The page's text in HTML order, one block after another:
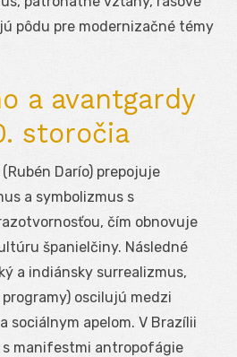
pôdu pre modernizačné témy
a avantgardy
storočia
(Rubén Darío) prepojuje
a symbolizmus s
čím obnovuje
španielčiny. Následné
a indiánsky surrealizmus,
oscilujú medzi
sociálnym apelom. V Brazílii
s manifestmi antropofágie